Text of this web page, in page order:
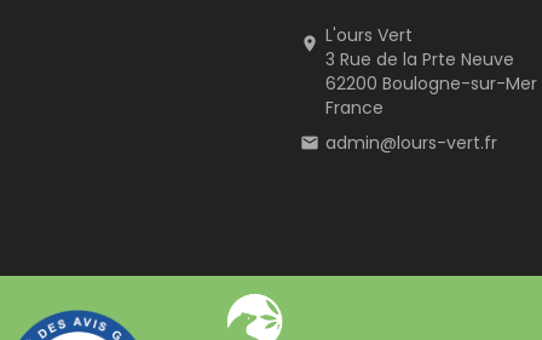
 L'ours Vert
3 Rue de la Prte Neuve
62200 Boulogne-sur-Mer
France
 admin@lours-vert.fr